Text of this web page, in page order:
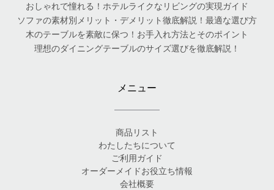
おしゃれで憧れる！ホテルライクなリビングの実現ガイド
ソファの素材別メリット・デメリット徹底解説！最適な選び方
木のテーブルを素敵に保つ！お手入れ方法とそのポイント
理想のダイニングテーブルのサイズ選びを徹底解説！
メニュー
商品リスト
わたしたちについて
ご利用ガイド
オーダーメイドお役立ち情報
会社概要